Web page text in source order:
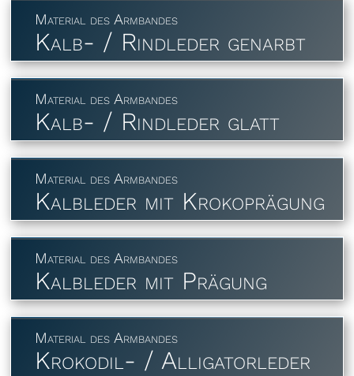
Material des Armbandes
Kalb- / Rindleder genarbt
Material des Armbandes
Kalb- / Rindleder glatt
Material des Armbandes
Kalbleder mit Krokoprägung
Material des Armbandes
Kalbleder mit Prägung
Material des Armbandes
Krokodil- / Alligatorleder